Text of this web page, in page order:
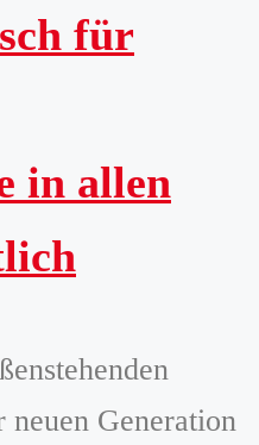
für
in allen
neuen Generation